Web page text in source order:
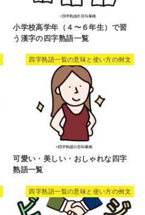
小学校高学年（４〜６年生）で習
う漢字の四字熟語一覧
四字熟語一覧の意味と使い方の例文
可愛い・美しい・おしゃれな四字
熟語一覧
四字熟語一覧の意味と使い方の例文